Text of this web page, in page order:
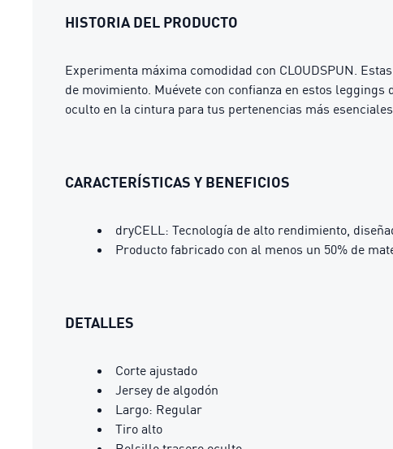
HISTORIA DEL PRODUCTO
Experimenta máxima comodidad con CLOUDSPUN.
de movimiento. Muévete con confianza en estos
oculto en la cintura para tus pertenencias más
CARACTERÍSTICAS Y BENEFICIOS
dryCELL: Tecnología de alto rendimiento,
Producto fabricado con al menos un 50% de
DETALLES
Corte ajustado
Jersey de algodón
Largo: Regular
Tiro alto